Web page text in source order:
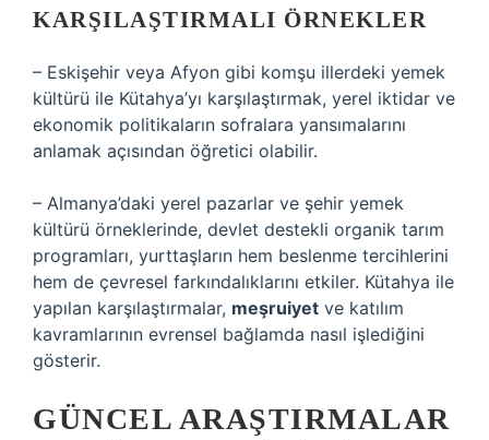
KARŞILAŞTIRMALI ÖRNEKLER
– Eskişehir veya Afyon gibi komşu illerdeki yemek
kültürü ile Kütahya’yı karşılaştırmak, yerel iktidar ve
ekonomik politikaların sofralara yansımalarını
anlamak açısından öğretici olabilir.
– Almanya’daki yerel pazarlar ve şehir yemek
kültürü örneklerinde, devlet destekli organik tarım
programları, yurttaşların hem beslenme tercihlerini
hem de çevresel farkındalıklarını etkiler. Kütahya ile
yapılan karşılaştırmalar, meşruiyet ve katılım
kavramlarının evrensel bağlamda nasıl işlediğini
gösterir.
GÜNCEL ARAŞTIRMALAR